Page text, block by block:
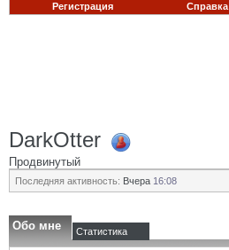
Регистрация Справка
DarkOtter
Продвинутый
Последняя активность: Вчера 16:08
Обо мне Статистика